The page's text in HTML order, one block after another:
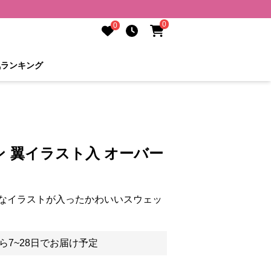
0 0
ンキング
翼イラスト入 オーバー
イラストが入ったかわいいスウェッ
7~28日でお届け予定